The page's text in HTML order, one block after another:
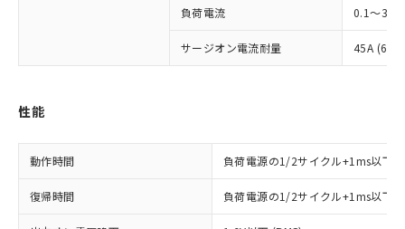
負荷電流 0.1～3A
サージオン電流耐量 45A
性能
動作時間 負荷電源の1/2サイクル+1ms以下
復帰時間 負荷電源の1/2サイクル+1ms以下
以下の条件をお読みいただき、同意のうえ
当社制御機器事業取扱商品の中には、
本サービスの対象外となる商品もある
ことをご了承ください。
在庫状況および標準価格照会結果は、
対応予定なし：EU RoHS指令（10物質）の
調査・確認中：EU RoHS指令（10物質）の
害物質有無と関係のない商品です。
仕入先様の事情により、非含有部品として
いたものが、含有品と判明した場合などや
むを得ず変更することがあります。
基準値以下であることを示します。
「×」：最大均質材料含有率が中国RoHSの
基準値を超えていることを示します。
「－」：未確認です。当社販売部門へお問
当社は、これら貴社製品のうち、外国
為替および外国貿易法に定める商品
（以下｢規制貨物等」という）を輸出